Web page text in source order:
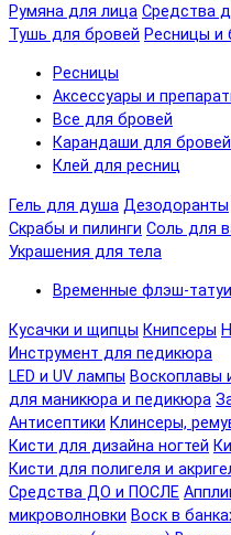
Румяна для лица Средства
Тушь для бровей Ресницы и
Ресницы
Аксессуары и
Все для бровей
Карандаши для бровей
Клей для ресниц
Гель для душа Дезодоранты
Скрабы и пилинги Соль для
Украшения для тела
Временные флэш-
Кусачки и щипцы Книпсеры
Инструмент для педикюра
LED и UV лампы Воскоплавы
для маникюра и педикюра
Антисептики Клинсеры,
Кисти для дизайна ногтей
Кисти для полигеля и
Средства ДО и ПОСЛЕ
микроволновки Воск в